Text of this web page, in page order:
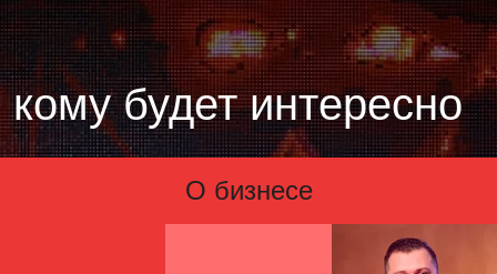
кому будет интересно
О бизнесе